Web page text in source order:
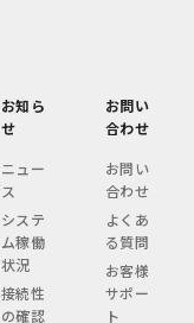
お知ら
せ
ニュー
ス
システ
ム稼働
状況
接続性
の確認
お問い
合わせ
お問い
合わせ
よくあ
る質問
お客様
サポー
ト